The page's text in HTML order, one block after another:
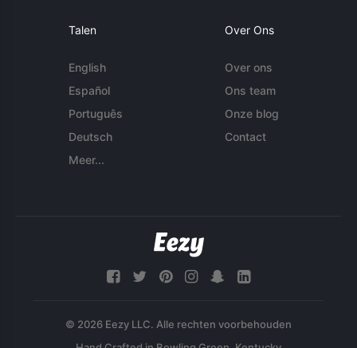
Talen
English
Español
Português
Deutsch
Meer...
Over Ons
Over ons
Ons team
Onze blog
Contact
© 2026 Eezy LLC. Alle rechten voorbehouden